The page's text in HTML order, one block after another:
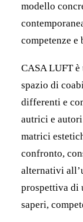
modello
competenze e
CASA LUFT
spazio di
differenti e
autrici e
matrici
confronto,
alternativi
prospettiva di
saperi,